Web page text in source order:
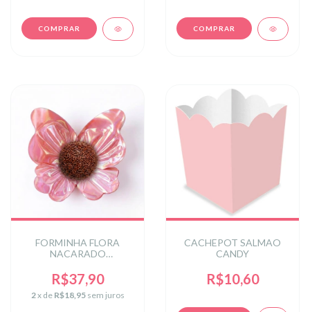
FORMINHA FLORA
NACARADO
R$37,90
2x de R$18,95 sem juros
CACHEPOT SALMAO
CANDY
R$10,60